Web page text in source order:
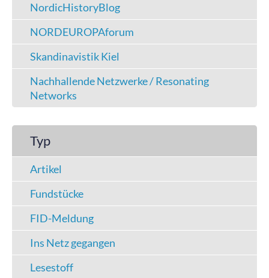
NordicHistoryBlog
NORDEUROPAforum
Skandinavistik Kiel
Nachhallende Netzwerke / Resonating
Networks
Typ
Artikel
Fundstücke
FID-Meldung
Ins Netz gegangen
Lesestoff